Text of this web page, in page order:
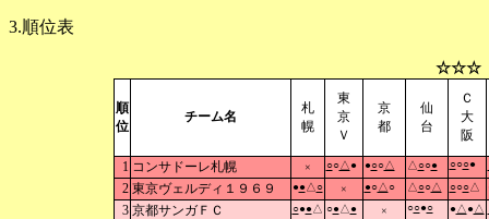
3.順位表
☆☆☆
順
位
チーム名
札
幌
東
京
Ｖ
京
都
仙
台
Ｃ
大
阪
1 コンサドーレ札幌 × ○○△ ● ●○○△ △○○● ○○○●
2 東京ヴェルディ１９６９ ●●△○ × ●○△○ △○○△ ○○○△
3 京都サンガＦＣ ○●●△ ○●△ ● × ○○●○ ●△ ●△